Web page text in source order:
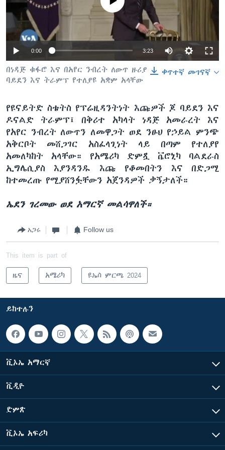
ቋንቋዎች
0:00 3:23
ቀጥተኛ መገናኛ
በነዳጅ ቁፋሮ እና በአየር ንብረት ለውጥ ዙሪያ
ባይደን እና ትራምፕ የተለያዩ አቋም አላቸው
የዩናይትድ ስቴትስ የፕሬዚዳንትነት እጩዎች ጆ ባይደን እና
ዶናልድ ትራምፕ፤ በቅሪተ አካላት ነዳጅ አመራረት እና
የአየር ንብረት ለውጥን ለመዋጋት ወደ ንፁህ የኃይል ምንጭ
አቅርቦት መሸጋገር አስፈላጊነት ላይ በጣም የተለያየ
አመለካከት አላቸው። የአሜሪካ ድምጿ ቬሮኒካ ባልደራስ
ኢግሌሲያስ እያንዳንዱ እጩ የቆመበትን እና በድጋሚ
ከተመረጡ የሚያሸንፏቸውን አጀንዳዎች ቃኝታለች።
ኤደን ገረመው ወደ አማርኛ መልሳዋለች።
አጋሩ Follow us
This item is part of
ዜና አሜሪካ ዩኤስ ምርጫ 2024
ይከተሉን
ቪኦኤ አማርኛ
ቪዲዮ
ድምጽ
ቪኦኤ አፍሪካ